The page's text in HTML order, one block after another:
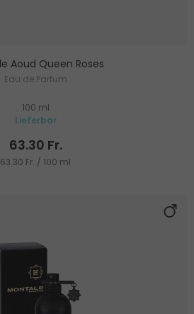
Aoud Queen Roses
Eau de Parfum
100 ml
Lieferbar
63.30 Fr.
63.30 Fr. / 100 ml